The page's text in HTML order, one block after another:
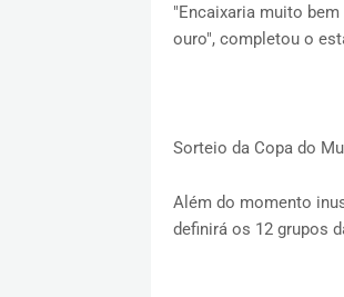
"Encaixaria muito
ouro", completou o
Sorteio da Copa do
Além do momento
definirá os 12 grupos